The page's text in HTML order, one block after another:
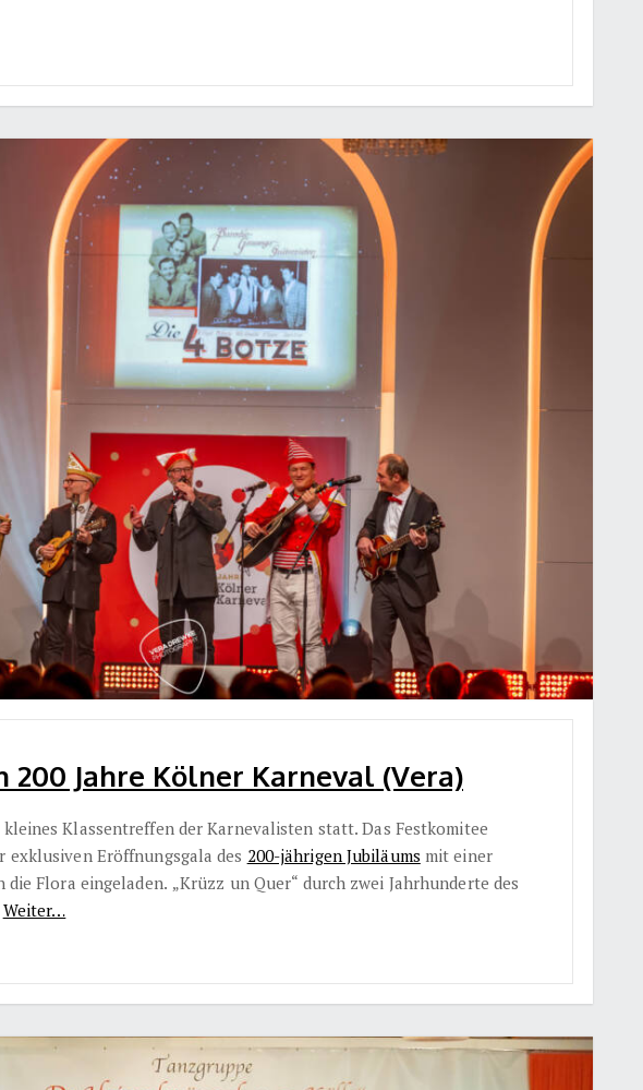
200 Jahre Kölner Karneval (Vera)
kleines Klassentreffen der Karnevalisten statt. Das Festkomitee
Eröffnungsgala des 200-jährigen Jubiläums mit einer
die Flora eingeladen. „Krüzz un Quer“ durch zwei Jahrhunderte des
Weiter…